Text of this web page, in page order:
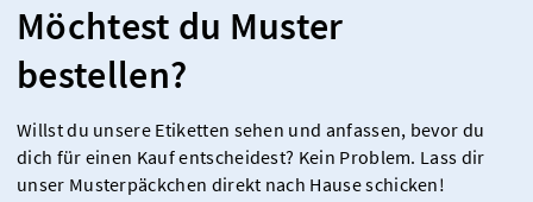
Möchtest du Muster
bestellen?
Willst du unsere Etiketten sehen und anfassen, bevor du
dich für einen Kauf entscheidest? Kein Problem. Lass dir
unser Musterpäckchen direkt nach Hause schicken!